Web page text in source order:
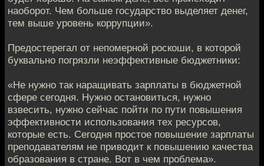
наоборот. Чем больше государство выделяет денег,
тем выше уровень коррупции».
Предостерегал от непомерной роскоши, в которой
буквально погрязли неэффективные бюджетники:
«Не нужно так наращивать зарплаты в бюджетной
сфере сегодня. Нужно остановиться, нужно
взвесить, нужно сейчас пойти по пути повышения
эффективности использования тех ресурсов,
которые есть. Сегодня простое повышение зарплаты
преподавателям не приводит к повышению качества
образования в стране. Вот в чем проблема».